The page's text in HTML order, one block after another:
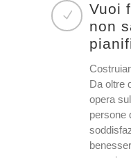
Vuoi
non
Da oltre
opera
persone